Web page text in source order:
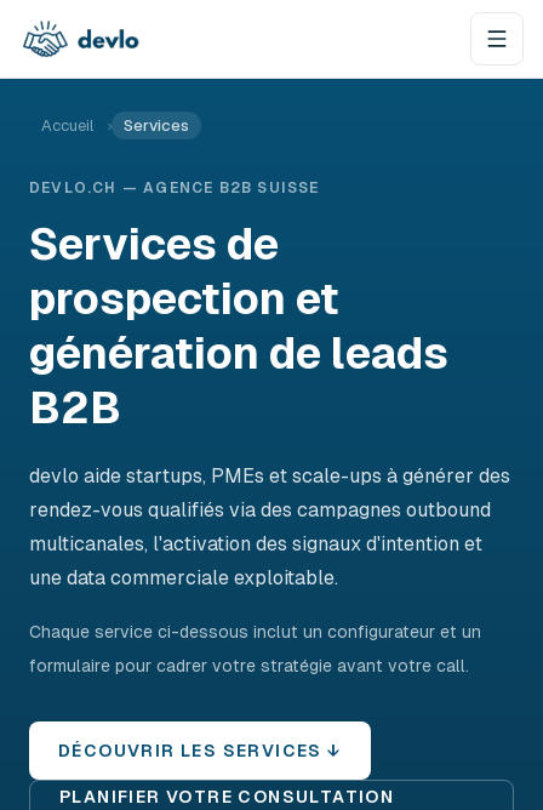
Accueil › Services
DEVLO.CH — AGENCE B2B SUISSE
Services de
prospection et
génération de leads
B2B
devlo aide startups, PMEs et scale-ups à générer des
rendez-vous qualifiés via des campagnes outbound
multicanales, l'activation des signaux d'intention et
une data commerciale exploitable.
Chaque service ci-dessous inclut un configurateur et un
formulaire pour cadrer votre stratégie avant votre call.
DÉCOUVRIR LES SERVICES ↓
PLANIFIER VOTRE CONSULTATION